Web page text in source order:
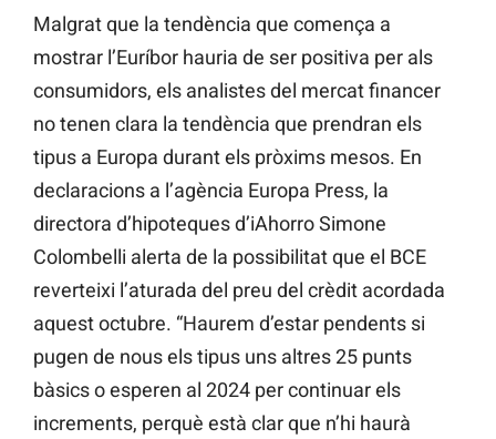
Malgrat que la tendència que comença a
mostrar l’Euríbor hauria de ser positiva per als
consumidors, els analistes del mercat financer
no tenen clara la tendència que prendran els
tipus a Europa durant els pròxims mesos. En
declaracions a l’agència Europa Press, la
directora d’hipoteques d’iAhorro Simone
Colombelli alerta de la possibilitat que el BCE
reverteixi l’aturada del preu del crèdit acordada
aquest octubre. “Haurem d’estar pendents si
pugen de nous els tipus uns altres 25 punts
bàsics o esperen al 2024 per continuar els
increments, perquè està clar que n’hi haurà